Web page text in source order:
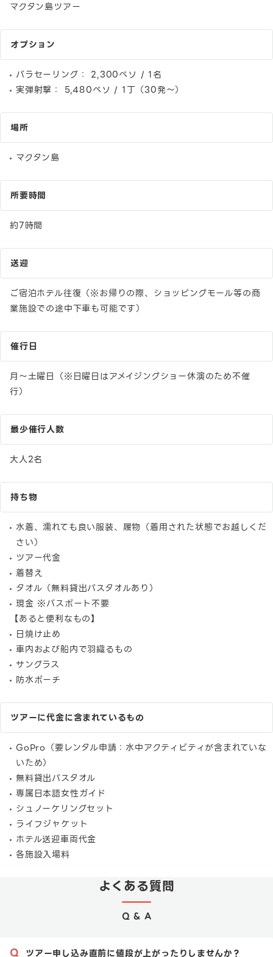
マクタン島ツアー
オプション
パラセーリング： 2,300ペソ / 1名
実弾射撃： 5,480ペソ / 1丁（30発〜）
場所
マクタン島
所要時間
約7時間
送迎
ご宿泊ホテル往復（※お帰りの際、ショッピングモール等の商
業施設での途中下車も可能です）
催行日
月〜土曜日（※日曜日はアメイジングショー休演のため不催
行）
最少催行人数
大人2名
持ち物
水着、濡れても良い服装、履物（着用された状態でお越しくだ
さい）
ツアー代金
着替え
タオル（無料貸出バスタオルあり）
現金 ※パスポート不要
【あると便利なもの】
日焼け止め
車内および船内で羽織るもの
サングラス
防水ポーチ
ツアーに代金に含まれているもの
GoPro（要レンタル申請：水中アクティビティが含まれていな
いため）
無料貸出バスタオル
専属日本語女性ガイド
シュノーケリングセット
ライフジャケット
ホテル送迎車両代金
各施設入場料
よくある質問
Q & A
ツアー申し込み直前に値段が上がったりしませんか？